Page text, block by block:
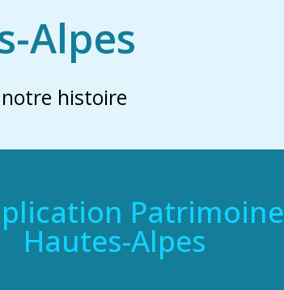
Alpes
histoire
Patrimoine
Hautes-Alpes